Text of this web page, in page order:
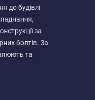
до будівлі
за
болтів. За
та